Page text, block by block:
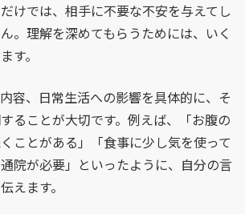
けでは、相手に不要な不安を与えてし
。理解を深めてもらうためには、いく
す。
容、日常生活への影響を具体的に、そ
ることが大切です。例えば、「お腹の
ことがある」「食事に少し気を使って
院が必要」といったように、自分の言
えます。